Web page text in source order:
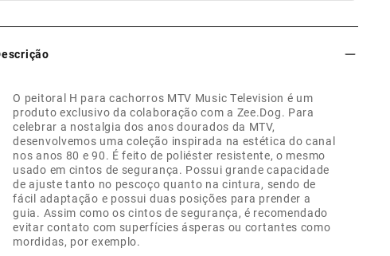
O peitoral H para cachorros MTV Music Television é um
produto exclusivo da colaboração com a Zee.Dog. Para
celebrar a nostalgia dos anos dourados da MTV,
desenvolvemos uma coleção inspirada na estética do canal
nos anos 80 e 90. É feito de poliéster resistente, o mesmo
usado em cintos de segurança. Possui grande capacidade
de ajuste tanto no pescoço quanto na cintura, sendo de
fácil adaptação e possui duas posições para prender a
guia. Assim como os cintos de segurança, é recomendado
evitar contato com superfícies ásperas ou cortantes como
mordidas, por exemplo.